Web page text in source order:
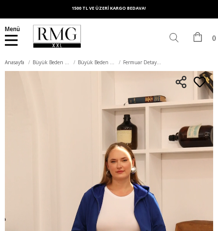
1500 TL VE ÜZERİ KARGO BEDAVA!
Menü
Anasayfa Büyük Beden Üst Giyim Büyük Beden Sweatshirt Fermuar Detaylı Büyük Beden Eşofman Üst Saks